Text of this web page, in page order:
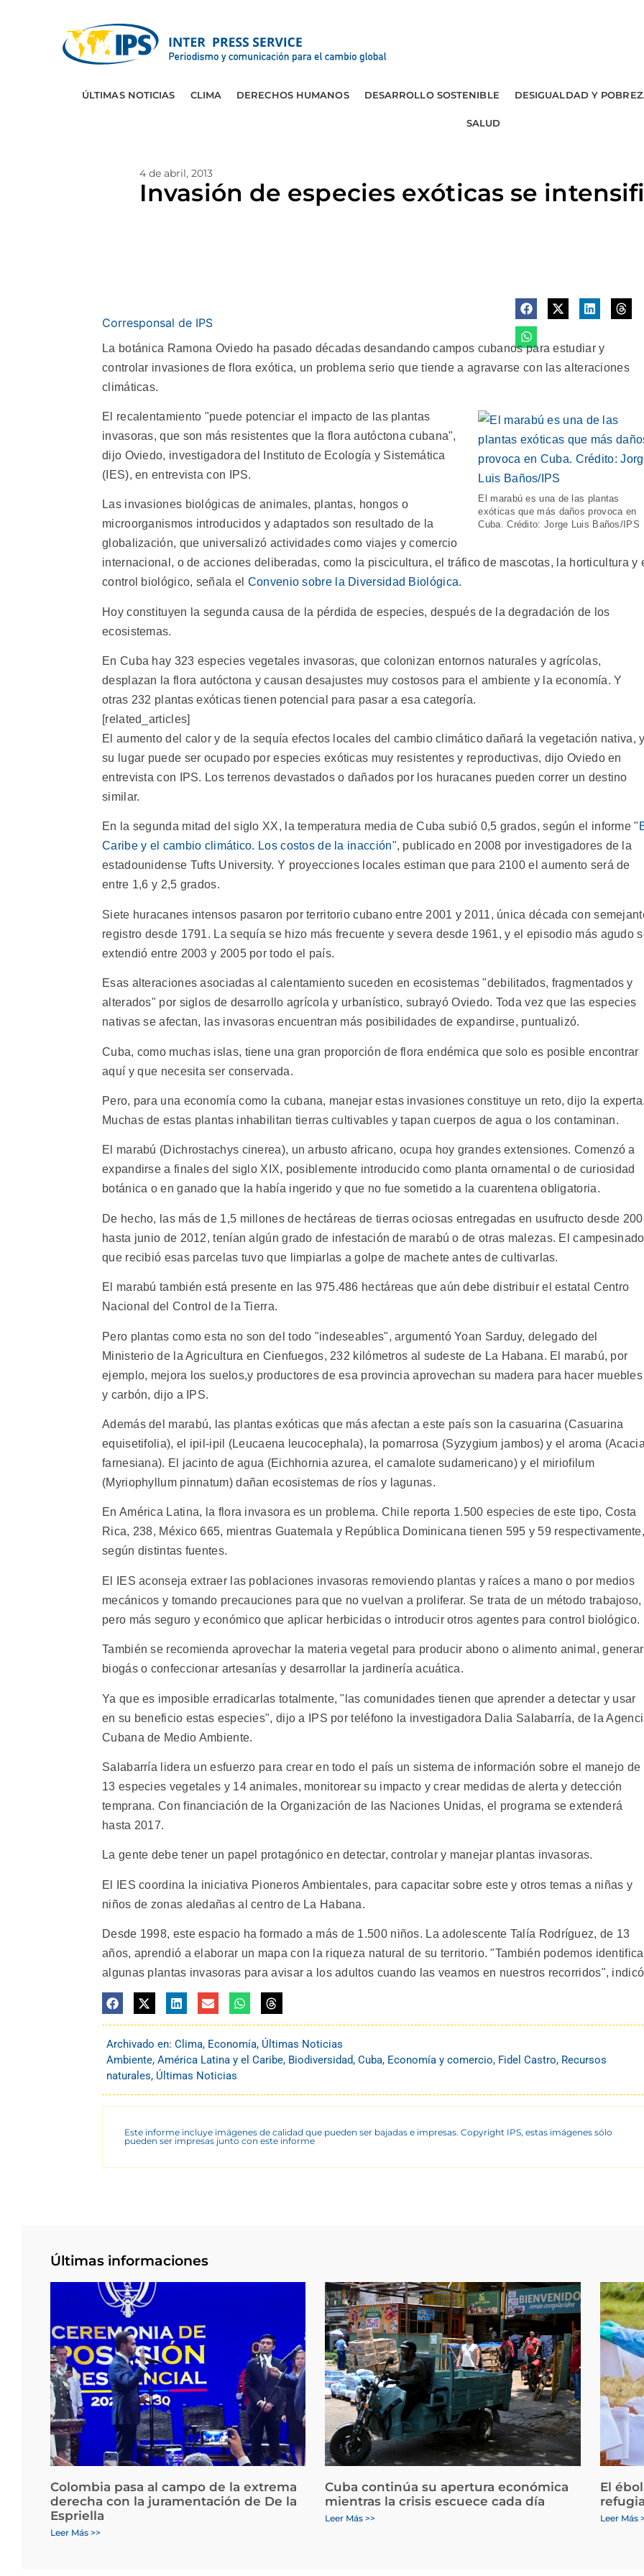
ÚLTIMAS NOTICIAS CLIMA DERECHOS HUMANOS DESARROLLO SOSTENIBLE DESIGUALDAD Y
SALUD
4 de abril, 2013
Invasión de especies exóticas se
Corresponsal de IPS
La botánica Ramona Oviedo ha pasado décadas desandando campos cubanos para estudiar y
controlar invasiones de flora exótica, un problema serio que tiende a agravarse con las alteraciones
climáticas.
El marabú es una de las plantas
exóticas que más daños provoca en
Cuba. Crédito: Jorge Luis Baños/IPS
El recalentamiento "puede potenciar el impacto de las plantas
invasoras, que son más resistentes que la flora autóctona cubana",
dijo Oviedo, investigadora del Instituto de Ecología y Sistemática
(IES), en entrevista con IPS.
Las invasiones biológicas de animales, plantas, hongos o
microorganismos introducidos y adaptados son resultado de la
globalización, que universalizó actividades como viajes y comercio
internacional, o de acciones deliberadas, como la piscicultura, el tráfico de mascotas, la horticultura y
control biológico, señala el Convenio sobre la Diversidad Biológica.
Hoy constituyen la segunda causa de la pérdida de especies, después de la degradación de los
ecosistemas.
En Cuba hay 323 especies vegetales invasoras, que colonizan entornos naturales y agrícolas,
desplazan la flora autóctona y causan desajustes muy costosos para el ambiente y la economía. Y
otras 232 plantas exóticas tienen potencial para pasar a esa categoría.
[related_articles]
El aumento del calor y de la sequía efectos locales del cambio climático dañará la vegetación nativa,
su lugar puede ser ocupado por especies exóticas muy resistentes y reproductivas, dijo Oviedo en
entrevista con IPS. Los terrenos devastados o dañados por los huracanes pueden correr un destino
similar.
En la segunda mitad del siglo XX, la temperatura media de Cuba subió 0,5 grados, según el informe "
Caribe y el cambio climático. Los costos de la inacción", publicado en 2008 por investigadores de la
estadounidense Tufts University. Y proyecciones locales estiman que para 2100 el aumento será de
entre 1,6 y 2,5 grados.
Siete huracanes intensos pasaron por territorio cubano entre 2001 y 2011, única década con
registro desde 1791. La sequía se hizo más frecuente y severa desde 1961, y el episodio más agudo
extendió entre 2003 y 2005 por todo el país.
Esas alteraciones asociadas al calentamiento suceden en ecosistemas "debilitados, fragmentados y
alterados" por siglos de desarrollo agrícola y urbanístico, subrayó Oviedo. Toda vez que las especies
nativas se afectan, las invasoras encuentran más posibilidades de expandirse, puntualizó.
Cuba, como muchas islas, tiene una gran proporción de flora endémica que solo es posible encontrar
aquí y que necesita ser conservada.
Pero, para una economía como la cubana, manejar estas invasiones constituye un reto, dijo la
Muchas de estas plantas inhabilitan tierras cultivables y tapan cuerpos de agua o los contaminan.
El marabú (Dichrostachys cinerea), un arbusto africano, ocupa hoy grandes extensiones. Comenzó a
expandirse a finales del siglo XIX, posiblemente introducido como planta ornamental o de curiosidad
botánica o en ganado que la había ingerido y que no fue sometido a la cuarentena obligatoria.
De hecho, las más de 1,5 millones de hectáreas de tierras ociosas entregadas en usufructo desde
hasta junio de 2012, tenían algún grado de infestación de marabú o de otras malezas. El campesinado
que recibió esas parcelas tuvo que limpiarlas a golpe de machete antes de cultivarlas.
El marabú también está presente en las 975.486 hectáreas que aún debe distribuir el estatal Centro
Nacional del Control de la Tierra.
Pero plantas como esta no son del todo "indeseables", argumentó Yoan Sarduy, delegado del
Ministerio de la Agricultura en Cienfuegos, 232 kilómetros al sudeste de La Habana. El marabú, por
ejemplo, mejora los suelos,y productores de esa provincia aprovechan su madera para hacer muebles
y carbón, dijo a IPS.
Además del marabú, las plantas exóticas que más afectan a este país son la casuarina (Casuarina
equisetifolia), el ipil-ipil (Leucaena leucocephala), la pomarrosa (Syzygium jambos) y el aroma
farnesiana). El jacinto de agua (Eichhornia azurea, el camalote sudamericano) y el miriofilum
(Myriophyllum pinnatum) dañan ecosistemas de ríos y lagunas.
En América Latina, la flora invasora es un problema. Chile reporta 1.500 especies de este tipo, Costa
Rica, 238, México 665, mientras Guatemala y República Dominicana tienen 595 y 59
según distintas fuentes.
El IES aconseja extraer las poblaciones invasoras removiendo plantas y raíces a mano o por medios
mecánicos y tomando precauciones para que no vuelvan a proliferar. Se trata de un método trabajoso,
pero más seguro y económico que aplicar herbicidas o introducir otros agentes para control biológico.
También se recomienda aprovechar la materia vegetal para producir abono o alimento animal, generar
biogás o confeccionar artesanías y desarrollar la jardinería acuática.
Ya que es imposible erradicarlas totalmente, "las comunidades tienen que aprender a detectar y usar
en su beneficio estas especies", dijo a IPS por teléfono la investigadora Dalia Salabarría, de la
Cubana de Medio Ambiente.
Salabarría lidera un esfuerzo para crear en todo el país un sistema de información sobre el manejo de
13 especies vegetales y 14 animales, monitorear su impacto y crear medidas de alerta y detección
temprana. Con financiación de la Organización de las Naciones Unidas, el programa se extenderá
hasta 2017.
La gente debe tener un papel protagónico en detectar, controlar y manejar plantas invasoras.
El IES coordina la iniciativa Pioneros Ambientales, para capacitar sobre este y otros temas a niñas y
niños de zonas aledañas al centro de La Habana.
Desde 1998, este espacio ha formado a más de 1.500 niños. La adolescente Talía Rodríguez, de 13
años, aprendió a elaborar un mapa con la riqueza natural de su territorio. "También podemos
algunas plantas invasoras para avisar a los adultos cuando las veamos en nuestros recorridos",
Archivado en: Clima, Economía, Últimas Noticias
Ambiente, América Latina y el Caribe, Biodiversidad, Cuba, Economía y comercio, Fidel Castro, Recursos
naturales, Últimas Noticias
Este informe incluye imágenes de calidad que pueden ser bajadas e impresas. Copyright IPS, estas imágenes sólo
pueden ser impresas junto con este informe
Últimas informaciones
Colombia pasa al campo de la extrema
derecha con la juramentación de De la
Espriella
Leer Más >>
Cuba continúa su apertura económica
mientras la crisis escuece cada día
Leer Más >>
El
Leer Más